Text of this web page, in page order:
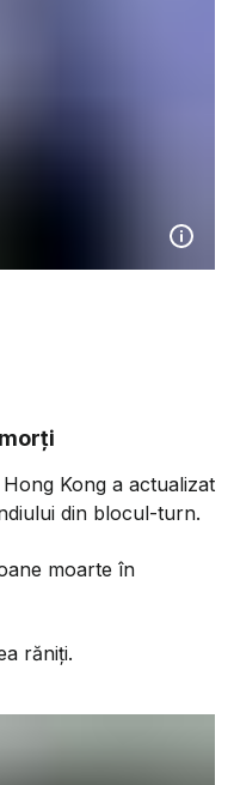
Kong a actualizat
din blocul-turn.
moarte în
răniți.